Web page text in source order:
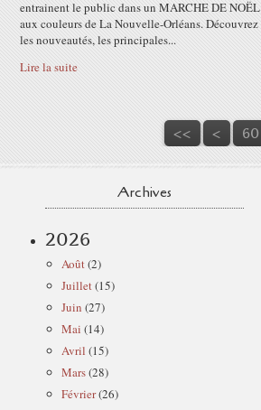
entrainent le public dans un MARCHE DE NOËL
aux couleurs de La Nouvelle-Orléans. Découvrez
les nouveautés, les principales...
Lire la suite
<< < 10
20
30
40
50
60
Archives
2026
Août(2)
Juillet(15)
Juin (27)
Mai (14)
Avril (15)
Mars(28)
Février(26)